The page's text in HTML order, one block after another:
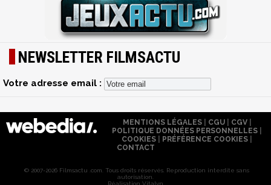
NEWSLETTER FILMSACTU
Votre adresse email :
MENTIONS LÉGALES| CGU| CGV|
POLITIQUE DONNÉES PERSONNELLES
COOKIES
PRÉFÉRENCE COOKIES
CONTACT
© 2007-2026 Filmsactu .com. Tous droits réservés. Reproduction interdite sans
autorisation.
Réalisation Vitalyn